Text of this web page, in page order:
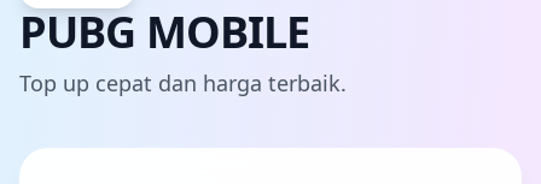
PUBG MOBILE
Top up cepat dan harga terbaik.